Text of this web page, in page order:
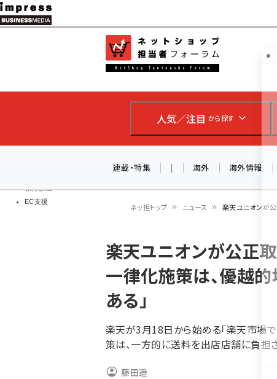
メ
イ
ン
ツ
移
教育講座
EC支援
ネットショ
人気／注目 から探す
連載・特集 | 海外 海外情報
ン
く
ず
ネッ担トップ ニュース 楽天ユニオンが
楽天ユニオンが公正
一律化施策は、優越
ある」
楽天が3月18日から始める「楽天市場
策は、一方的に送料を出店店舗に負担
藤田遥